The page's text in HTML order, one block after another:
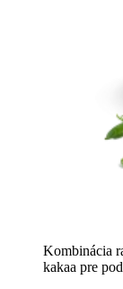
Kombinácia
kakaa pre